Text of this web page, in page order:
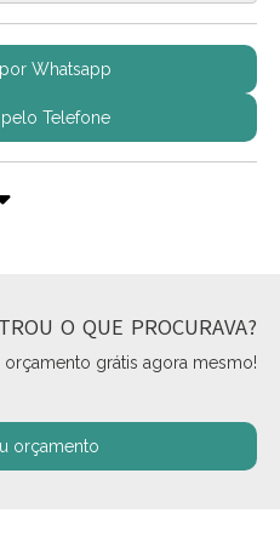
Whatsapp
Telefone
O QUE PROCURAVA?
orçamento grátis agora mesmo!
orçamento